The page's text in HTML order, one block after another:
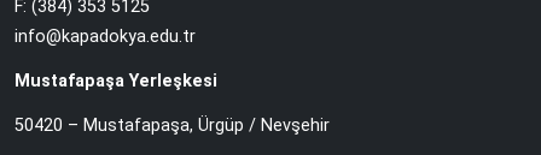
F: (384) 353 5125
info@kapadokya.edu.tr
Mustafapaşa Yerleşkesi
50420 – Mustafapaşa, Ürgüp / Nevşehir